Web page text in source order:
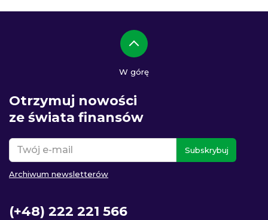
Otrzymuj nowości
ze świata finansów
Subskrybuj
Archiwum newsletterów
W górę
(+48) 222 221 566